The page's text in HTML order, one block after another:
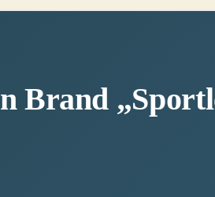
Brand